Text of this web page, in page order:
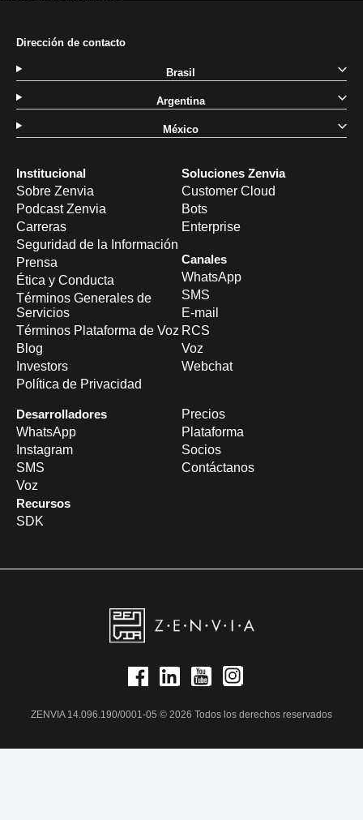
Institucional
Sobre Zenvia
Podcast Zenvia
Carreras
Seguridad de la Información
Prensa
Ética y Conducta
Términos Generales de
Servicios
Términos Plataforma de Voz
Blog
Investors
Política de Privacidad
Soluciones Zenvia
Customer Cloud
Bots
Enterprise
Canales
WhatsApp
SMS
E-mail
RCS
Voz
Webchat
Desarrolladores
WhatsApp
Instagram
SMS
Voz
Recursos
SDK
Precios
Plataforma
Socios
Contáctanos
Dirección de contacto
Brasil
Argentina
México
ZENVIA 14.096.190/0001-05 © 2026 Todos los derechos reservados